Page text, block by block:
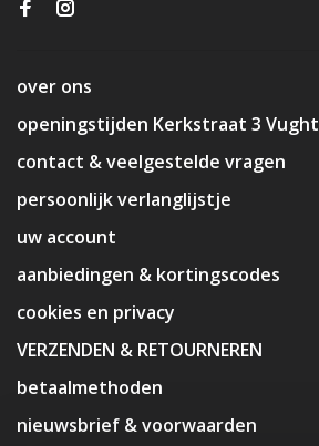
over ons
openingstijden Kerkstraat 3 Vught
contact & veelgestelde vragen
persoonlijk verlanglijstje
uw account
aanbiedingen & kortingscodes
cookies en privacy
VERZENDEN & RETOURNEREN
betaalmethoden
nieuwsbrief & voorwaarden